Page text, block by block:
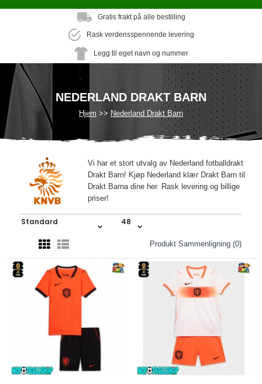
Gratis frakt på alle bestilling
Rask verdensspennende levering
Legg til eget navn og nummer
NEDERLAND DRAKT BARN
Hjem Nederland Drakt Barn
Vi har et stort utvalg av Nederland fotballdrakt
Drakt Barn! Kjøp Nederland klær Drakt Barn til
Drakt Barna dine her. Rask levering og billige
priser!
Produkt Sammenligning (0)